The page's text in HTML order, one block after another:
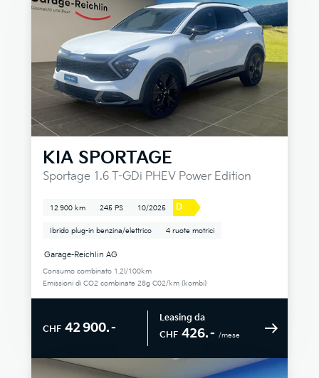
KIA SPORTAGE
Sportage 1.6 T-GDi PHEV Power Edition
12 900 km 245 PS 10/2025 D
Ibrido plug-in benzina/elettrico 4 ruote motrici
Garage-Reichlin AG
Consumo combinato 1.2l/100km
Emissioni di CO2 combinate 28g C02/km (kombi)
CHF 42 900.–
Leasing da
CHF 426.– /mese